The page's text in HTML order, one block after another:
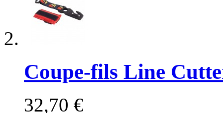
Coupe-fils Line
32,70 €